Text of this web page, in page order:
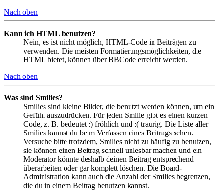
Nach oben
Kann ich HTML benutzen?
Nein, es ist nicht möglich, HTML-Code in Beiträgen zu
verwenden. Die meisten Formatierungsmöglichkeiten, die
HTML bietet, können über BBCode erreicht werden.
Nach oben
Was sind Smilies?
Smilies sind kleine Bilder, die benutzt werden können, um ein
Gefühl auszudrücken. Für jeden Smilie gibt es einen kurzen
Code, z. B. bedeutet :) fröhlich und :( traurig. Die Liste aller
Smilies kannst du beim Verfassen eines Beitrags sehen.
Versuche bitte trotzdem, Smilies nicht zu häufig zu benutzen,
sie können einen Beitrag schnell unlesbar machen und ein
Moderator könnte deshalb deinen Beitrag entsprechend
überarbeiten oder gar komplett löschen. Die Board-
Administration kann auch die Anzahl der Smilies begrenzen,
die du in einem Beitrag benutzen kannst.